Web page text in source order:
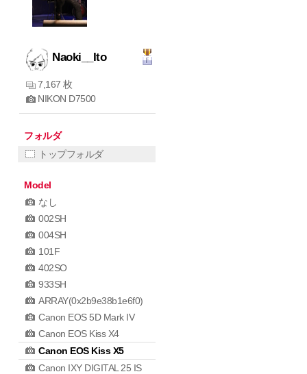
Naoki__Ito
7,167 枚
NIKON D7500
フォルダ
トップフォルダ
Model
なし
002SH
004SH
101F
402SO
933SH
ARRAY(0x2b9e38b1e6f0)
Canon EOS 5D Mark IV
Canon EOS Kiss X4
Canon EOS Kiss X5
Canon IXY DIGITAL 25 IS